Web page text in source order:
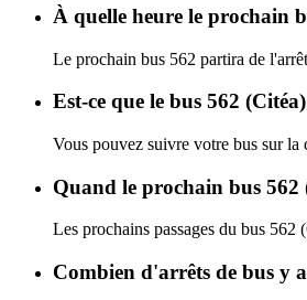
À quelle heure le prochain
Le prochain bus 562 partira de
Est-ce que le bus 562
Vous pouvez suivre votre bus sur
Quand le prochain bus
Les prochains passages du bus 562
Combien d'arrêts de bus y